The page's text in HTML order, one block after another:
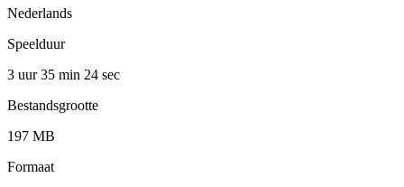
Nederlands
Speelduur
3 uur 35 min 24 sec
Bestandsgrootte
197 MB
Formaat